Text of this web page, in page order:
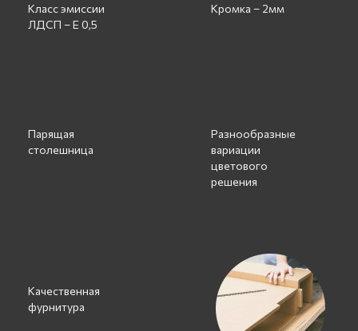
Класс эмиссии
ЛДСП – Е 0,5
Кромка – 2мм
Парящая
столешница
Разнообразные
вариации
цветового
решения
Качественная
фурнитура